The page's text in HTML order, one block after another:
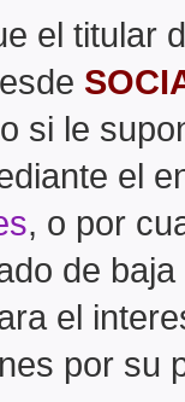
el titular
si le
el
, o por
de
el
por su